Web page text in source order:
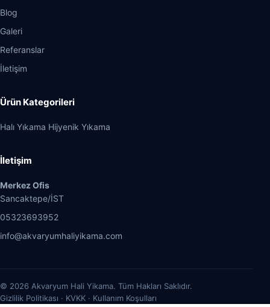
Blog
Galeri
Referanslar
İletişim
Ürün Kategorileri
Halı Yıkama Hijyenik Yıkama
İletişim
Merkez Ofis
Sancaktepe/İST
05323693952
info@akvaryumhaliyikama.com
© 2026 Akvaryum Hali Yikama. Tüm Hakları Saklıdır.
Gizlilik Politikası · KVKK · Kullanım Koşulları